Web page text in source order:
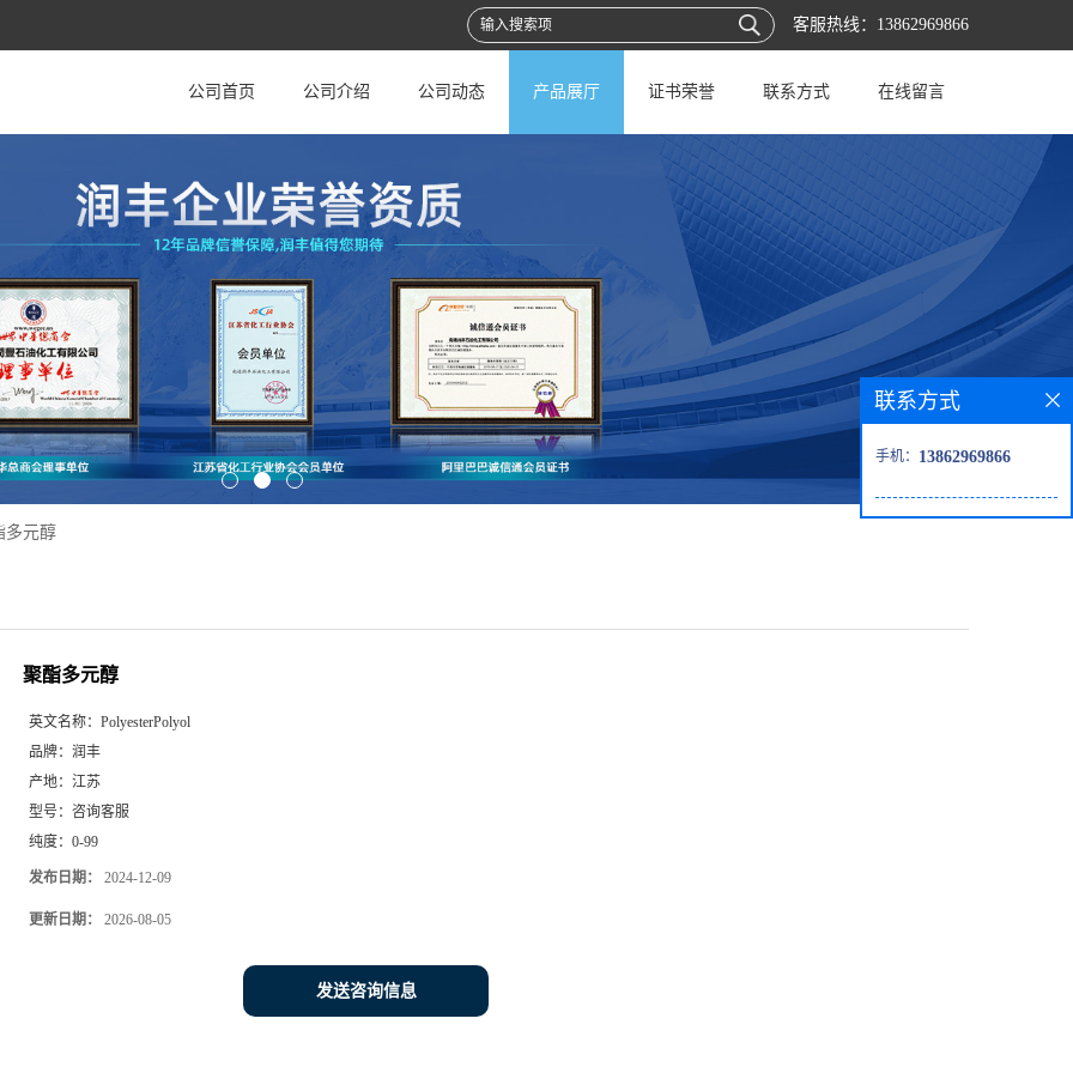
客服热线： 13862969866
公司首页 公司介绍 公司动态 产品展厅 证书荣誉 联系方式 在线留言
多元醇
聚酯多元醇
英文名称： PolyesterPolyol
品牌： 润丰
产地： 江苏
型号： 咨询客服
纯度： 0-99
发布日期： 2024-12-09
更新日期： 2026-08-05
发送咨询信息
联系方式
手机： 13862969866